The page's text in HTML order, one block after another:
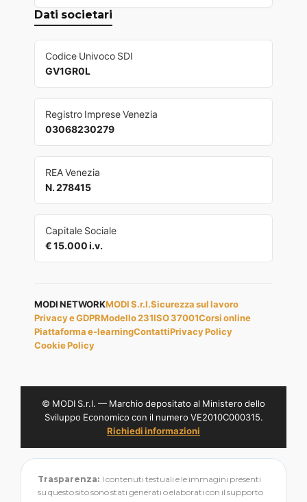
Dati societari
Codice Univoco SDI
GV1GR0L
Registro Imprese Venezia
03068230279
REA Venezia
N. 278415
Capitale Sociale
€ 15.000 i.v.
MODI NETWORKMODI S.r.l.Sicurezza sul lavoro
Privacy e GDPRModello 231ISO 37001Corsi online
Piattaforma e-learningContattiPrivacy Policy
Cookie Policy
© MODI S.r.l. — Marchio depositato al Ministero dello
Sviluppo Economico con il numero VE2010C000315.
Richiedi informazioni
Trasparenza: I contenuti testuali e le immagini presenti
su questo sito sono stati generati o elaborati con il supporto